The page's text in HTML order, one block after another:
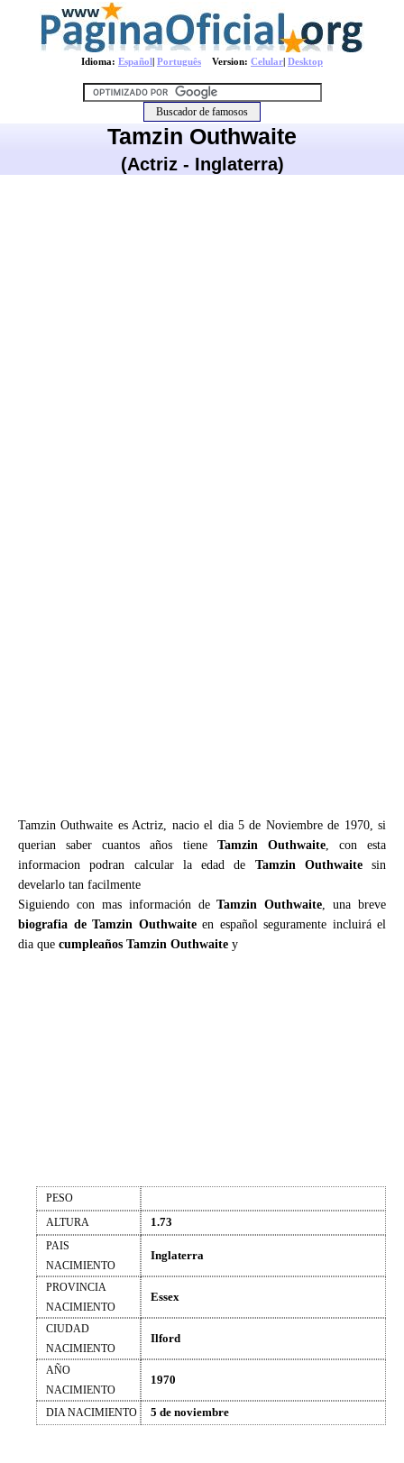
Idioma: Español| Português Version: Celular| Desktop
Tamzin Outhwaite
(Actriz - Inglaterra)
Tamzin Outhwaite es Actriz, nacio el dia 5 de Noviembre de 1970, si
querian saber cuantos años tiene Tamzin Outhwaite, con esta
informacion podran calcular la edad de Tamzin Outhwaitesin
develarlo tan facilmente
Siguiendo con mas información deTamzin Outhwaite, una breve
biografia de Tamzin Outhwaiteen español seguramente incluirá el
dia que cumpleaños Tamzin Outhwaite y
PESO
ALTURA
1.73
PAIS
NACIMIENTO
Inglaterra
PROVINCIA
NACIMIENTO
Essex
CIUDAD
NACIMIENTO
Ilford
AÑO
NACIMIENTO
1970
DIA NACIMIENTO 5 de noviembre